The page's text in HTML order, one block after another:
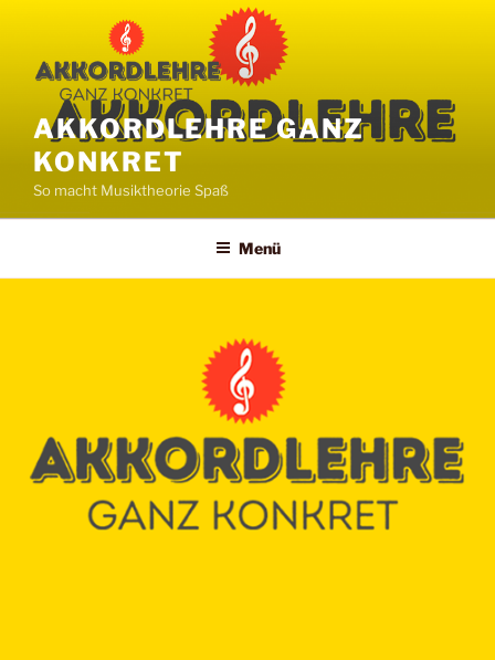
springen
AKKORDLEHRE GANZ
KONKRET
So macht Musiktheorie Spaß
Menü